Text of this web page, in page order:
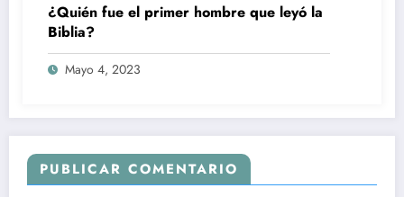
¿Quién fue el primer hombre que leyó la
Biblia?
Mayo 4, 2023
PUBLICAR COMENTARIO